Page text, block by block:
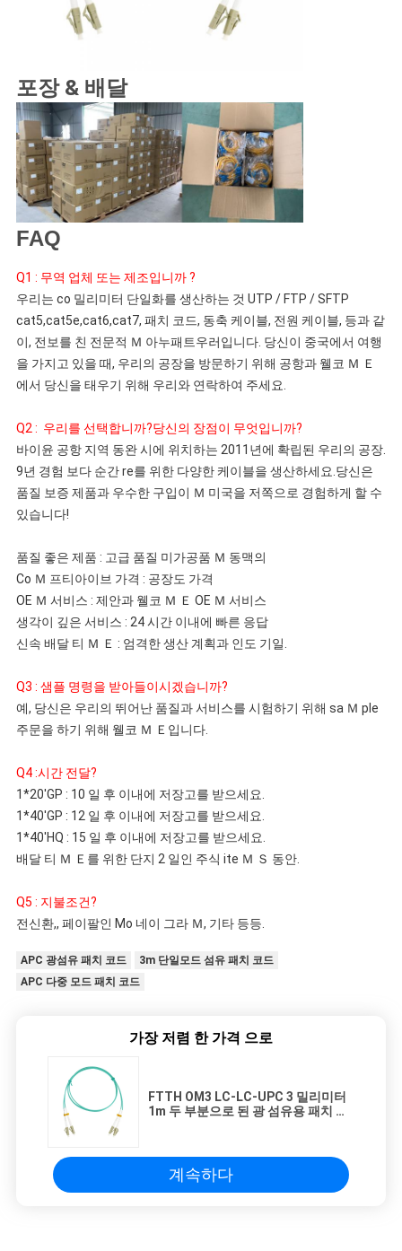
포장 & 배달
FAQ
Q1 : 무역 업체 또는 제조입니까 ?
우리는 co 밀리미터 단일화를 생산하는 것 UTP / FTP / SFTP
cat5,cat5e,cat6,cat7, 패치 코드, 동축 케이블, 전원 케이블, 등과 같
이, 전보를 친 전문적 Ｍ 아누패트우러입니다. 당신이 중국에서 여행
을 가지고 있을 때, 우리의 공장을 방문하기 위해 공항과 웰코 Ｍ Ｅ
에서 당신을 태우기 위해 우리와 연락하여 주세요.
Q2 :  우리를 선택합니까?당신의 장점이 무엇입니까?
바이윤 공항 지역 동완 시에 위치하는 2011년에 확립된 우리의 공장.
9년 경험 보다 순간 re를 위한 다양한 케이블을 생산하세요.당신은
품질 보증 제품과 우수한 구입이 Ｍ 미국을 저쪽으로 경험하게 할 수
있습니다!
품질 좋은 제품 : 고급 품질 미가공품 Ｍ 동맥의
Co Ｍ 프티아이브 가격 : 공장도 가격
OE Ｍ 서비스 : 제안과 웰코 Ｍ Ｅ OE Ｍ 서비스
생각이 깊은 서비스 : 24 시간 이내에 빠른 응답
신속 배달 티 Ｍ Ｅ : 엄격한 생산 계획과 인도 기일.
Q3 : 샘플 명령을 받아들이시겠습니까?
예, 당신은 우리의 뛰어난 품질과 서비스를 시험하기 위해 sa Ｍ ple
주문을 하기 위해 웰코 Ｍ Ｅ입니다.
Q4 :시간 전달?
1*20'GP : 10 일 후 이내에 저장고를 받으세요.
1*40'GP : 12 일 후 이내에 저장고를 받으세요.
1*40'HQ : 15 일 후 이내에 저장고를 받으세요.
배달 티 Ｍ Ｅ를 위한 단지 2 일인 주식 ite Ｍ Ｓ 동안.
Q5 : 지불조건?
전신환,, 페이팔인 Mo 네이 그라 Ｍ, 기타 등등.
APC 광섬유 패치 코드
3m 단일모드 섬유 패치 코드
APC 다중 모드 패치 코드
가장 저렴 한 가격 으로
FTTH OM3 LC-LC-UPC 3 밀리미터
1m 두 부분으로 된 광 섬유용 패치 코
계속하다